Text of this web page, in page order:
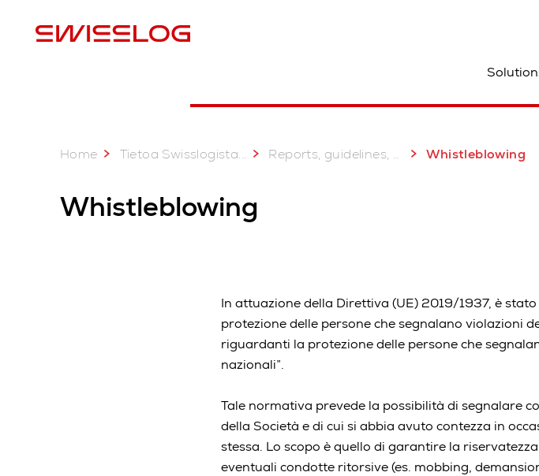
Home Tietoa Swisslogista... Reports, guidelines, certificates Whistleblowing
Whistleblowing
In attuazione della Direttiva (UE) 2019/1937, è
protezione delle persone che segnalano violazioni
riguardanti la protezione delle persone che
nazionali”.
Tale normativa prevede la possibilità di segnalare
della Società e di cui si abbia avuto contezza in
stessa. Lo scopo è quello di garantire la
eventuali condotte ritorsive (es. mobbing,